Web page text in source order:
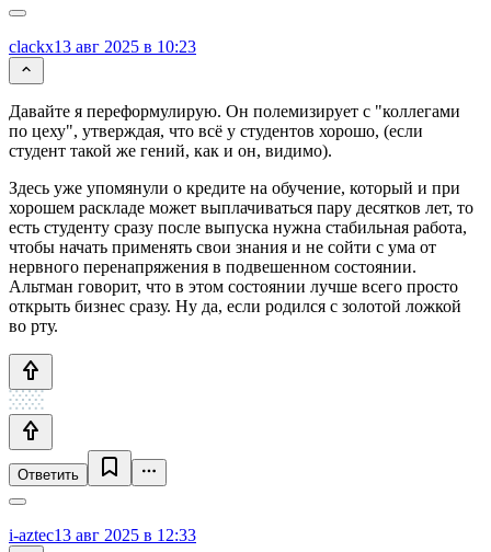
clackx13 авг 2025 в 10:23
Давайте я переформулирую. Он полемизирует с "коллегами
по цеху", утверждая, что всё у студентов хорошо, (если
студент такой же гений, как и он, видимо).
Здесь уже упомянули о кредите на обучение, который и при
хорошем раскладе может выплачиваться пару десятков лет, то
есть студенту сразу после выпуска нужна стабильная работа,
чтобы начать применять свои знания и не сойти с ума от
нервного перенапряжения в подвешенном состоянии.
Альтман говорит, что в этом состоянии лучше всего просто
открыть бизнес сразу. Ну да, если родился с золотой ложкой
во рту.
Ответить
i-aztec13 авг 2025 в 12:33